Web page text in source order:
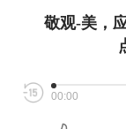
敬观-美，
00:00